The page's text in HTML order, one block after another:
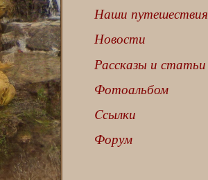
Наши путешествия
Новости
Рассказы и статьи
Фотоальбом
Cсылки
Форум